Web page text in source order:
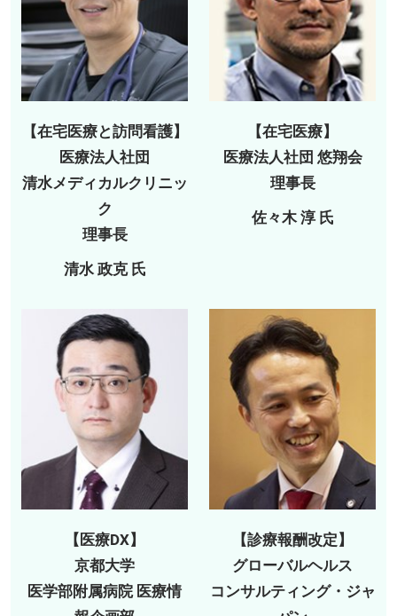
【在宅医療と訪問看護】
医療法人社団
清水メディカルクリニッ
ク
理事長
清水 政克 氏
【在宅医療】
医療法人社団 悠翔会
理事長
佐々木 淳 氏
【医療DX】
京都大学
医学部附属病院 医療情
【診療報酬改定】
グローバルヘルス
コンサルティング・ジャ